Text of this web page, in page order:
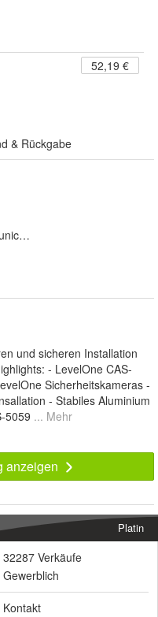
52,19 €
& Rückgabe
und sicheren Installation
- LevelOne CAS-
Sicherheitskameras -
- Stabiles Aluminium
5059 ... Mehr
anzeigen
Platin
32287 Verkäufe
Gewerblich
Kontakt